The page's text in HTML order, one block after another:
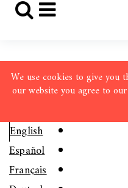
We use cookies to give you
our website you agree to
English
Español
Français